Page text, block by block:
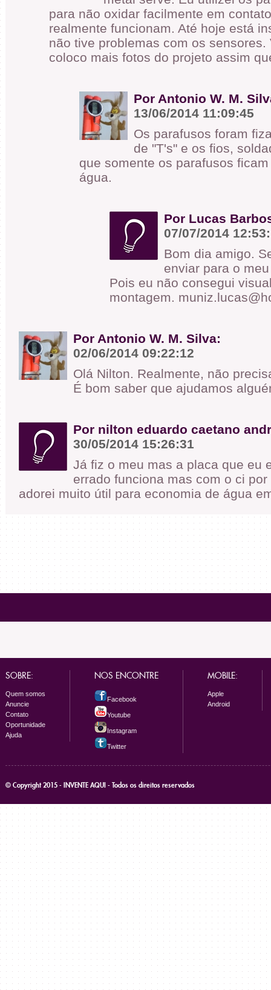
para não oxidar facilmente em
realmente funcionam. Até hoje está
não tive problemas com os sensores.
coloco mais fotos do projeto assim
Por Antonio W. M.
13/06/2014 11:09:45
Os parafusos foram
de "T's" e os fios,
que somente os parafusos
água.
Por Lucas
07/07/2014
Bom dia amigo.
enviar para o
Pois eu não consegui
montagem.
Por Antonio W. M. Silva:
02/06/2014 09:22:12
Olá Nilton. Realmente, não
É bom saber que ajudamos
Por nilton eduardo caetano
30/05/2014 15:26:31
Já fiz o meu mas a placa que eu
errado funciona mas com o ci
adorei muito útil para economia de água
SOBRE:
Quem somos
Anuncie
Contato
Oportunidade
Ajuda
NOS ENCONTRE
Facebook
Youtube
Instagram
Twitter
MOBILE:
Apple
Android
© Copyright 2015 - INVENTE AQUI - Todos os direitos reservados